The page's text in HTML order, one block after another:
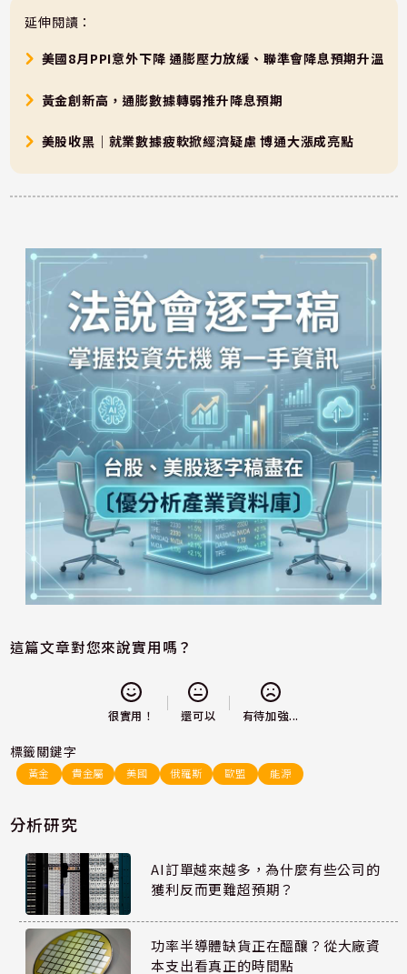
延伸閱讀：
美國8月PPI意外下降 通膨壓力放緩、聯準會降息預期升溫
黃金創新高，通膨數據轉弱推升降息預期
美股收黑｜就業數據疲軟掀經濟疑慮 博通大漲成亮點
這篇文章對您來說實用嗎？
很實用！ 還可以 有待加強...
標籤關鍵字
黃金 貴金屬 美國 俄羅斯 歐盟 能源
分析研究
AI訂單越來越多，為什麼有些公司的
獲利反而更難超預期？
功率半導體缺貨正在醞釀？從大廠資
本支出看真正的時間點